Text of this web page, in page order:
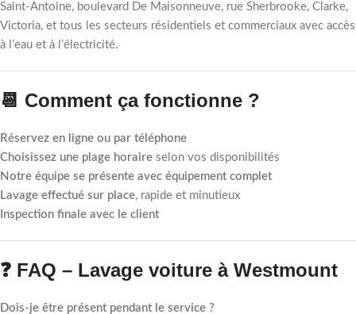
Saint-Antoine, boulevard De Maisonneuve, rue Sherbrooke, Clarke,
Victoria, et tous les secteurs résidentiels et commerciaux avec accès
à l’eau et à l’électricité.
📆 Comment ça fonctionne ?
Réservez en ligne ou par téléphone
Choisissez une plage horaire selon vos disponibilités
Notre équipe se présente avec équipement complet
Lavage effectué sur place, rapide et minutieux
Inspection finale avec le client
❓ FAQ – Lavage voiture à Westmount
Dois-je être présent pendant le service ?